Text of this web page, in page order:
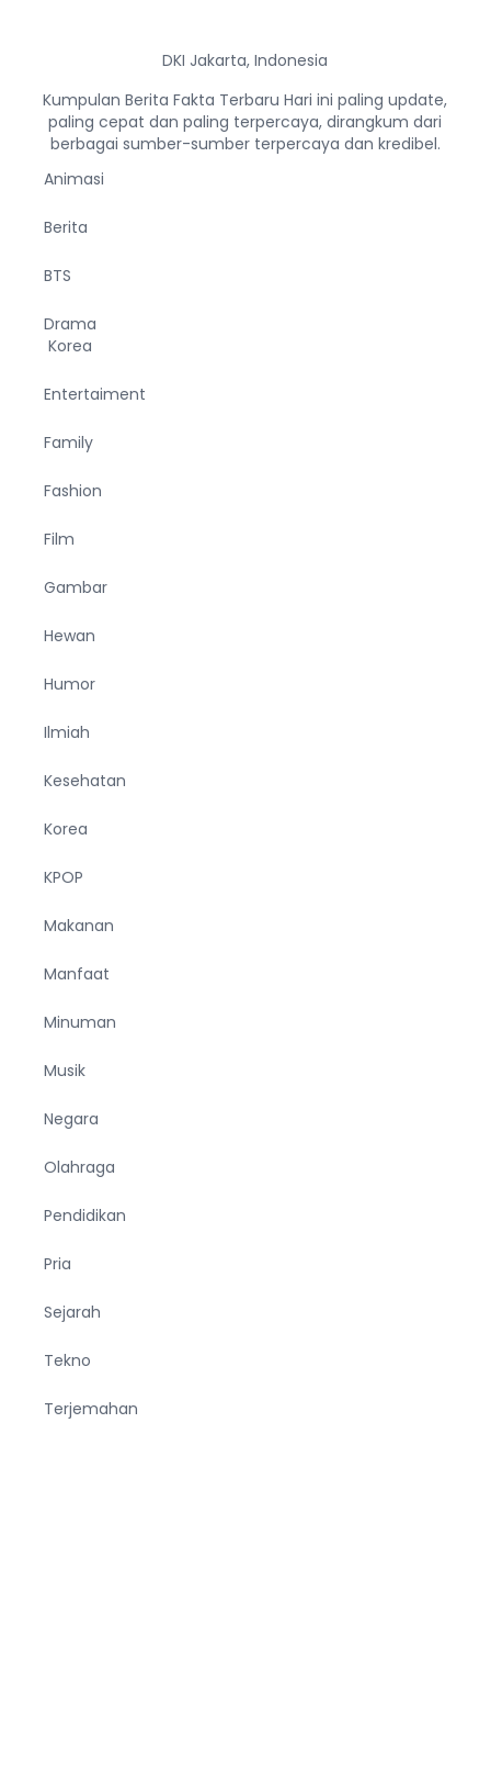
DKI Jakarta, Indonesia
Kumpulan Berita Fakta Terbaru Hari ini paling update,
paling cepat dan paling terpercaya, dirangkum dari
berbagai sumber-sumber terpercaya dan kredibel.
Animasi
Berita
BTS
Drama
Korea
Entertaiment
Family
Fashion
Film
Gambar
Hewan
Humor
Ilmiah
Kesehatan
Korea
KPOP
Makanan
Manfaat
Minuman
Musik
Negara
Olahraga
Pendidikan
Pria
Sejarah
Tekno
Terjemahan